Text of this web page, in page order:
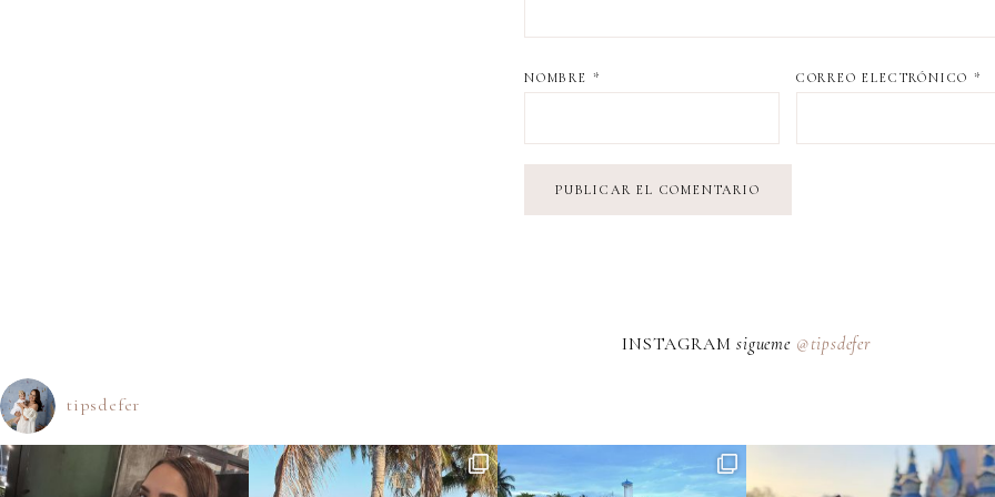
NOMBRE * CORREO ELECTRÓNICO *
INSTAGRAMsigueme @tipsdefer
tipsdefer